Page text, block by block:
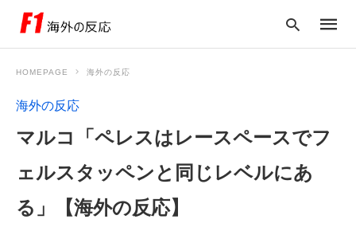
your
search
HOMEPAGE 海外の反応
海外の反応
マルコ「ペレスはレースペースでフ
ェルスタッペンと同じレベルにあ
る」【海外の反応】